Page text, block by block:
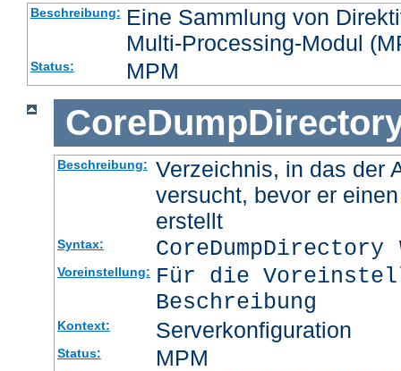
Beschreibung: Eine Sammlung von
Multi-Processing-Modul
Status: MPM
Beschreibung:
Verzeichnis, in das der
versucht, bevor er
erstellt
Syntax: CoreDumpDirectory
Voreinstellung: Für die
Beschreibung
Kontext: Serverkonfiguration
Status: MPM